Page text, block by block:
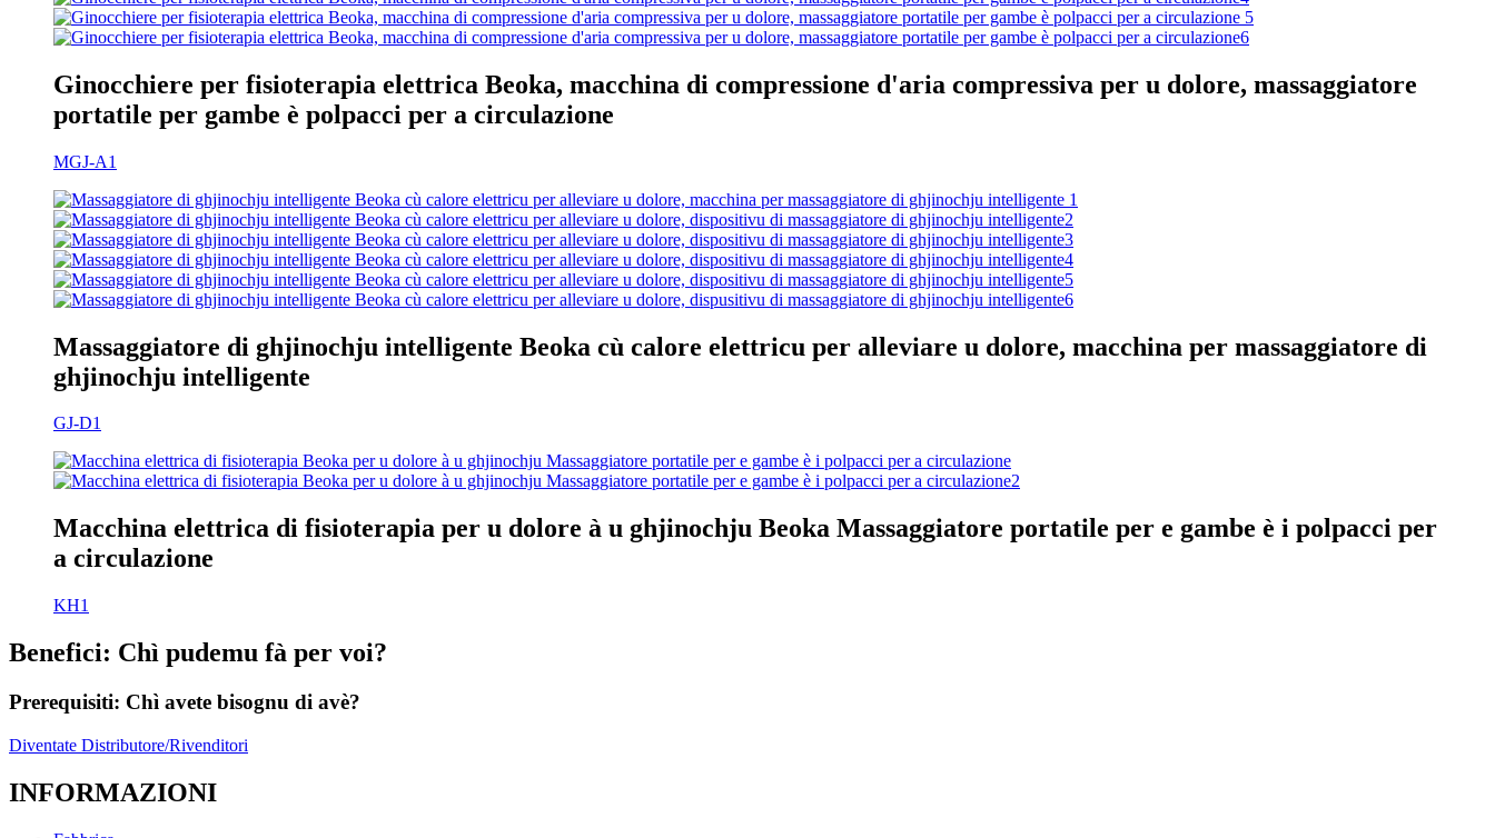
Ginocchiere per fisioterapia elettrica Beoka, macchina di compressione d'aria compressiva per u dolore, massaggiatore
portatile per gambe è polpacci per a circulazione
MGJ-A1
Massaggiatore di ghjinochju intelligente Beoka cù calore elettricu per alleviare u dolore, macchina per massaggiatore di
ghjinochju intelligente
GJ-D1
Macchina elettrica di fisioterapia per u dolore à u ghjinochju Beoka Massaggiatore portatile per e gambe è i polpacci per
a circulazione
KH1
Benefici: Chì pudemu fà per voi?
Prerequisiti: Chì avete bisognu di avè?
Diventate Distributore/Rivenditori
INFORMAZIONI